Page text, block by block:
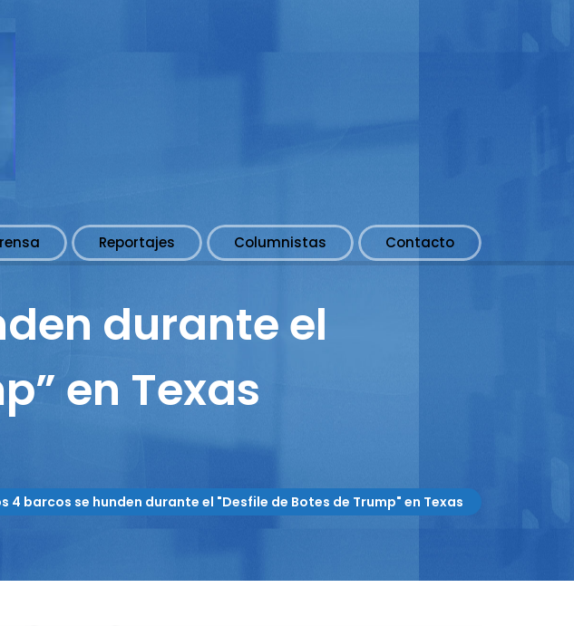
Reportajes Columnistas Contacto
durante el
en Texas
4 barcos se hunden durante el "Desfile de Botes de Trump" en Texas